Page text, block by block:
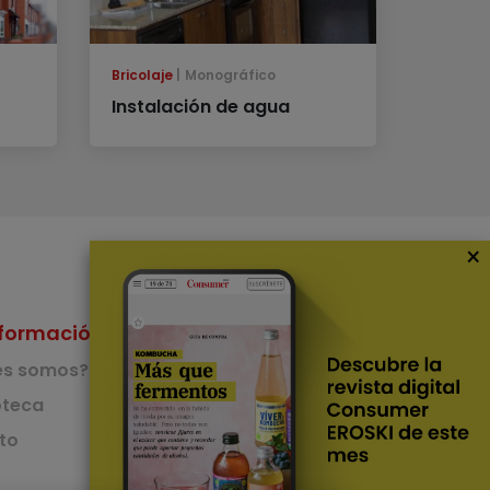
Bricolaje Monográfico
Instalación de agua
somos?
Nuestras Apps
App de recetas
App del Camino de
×